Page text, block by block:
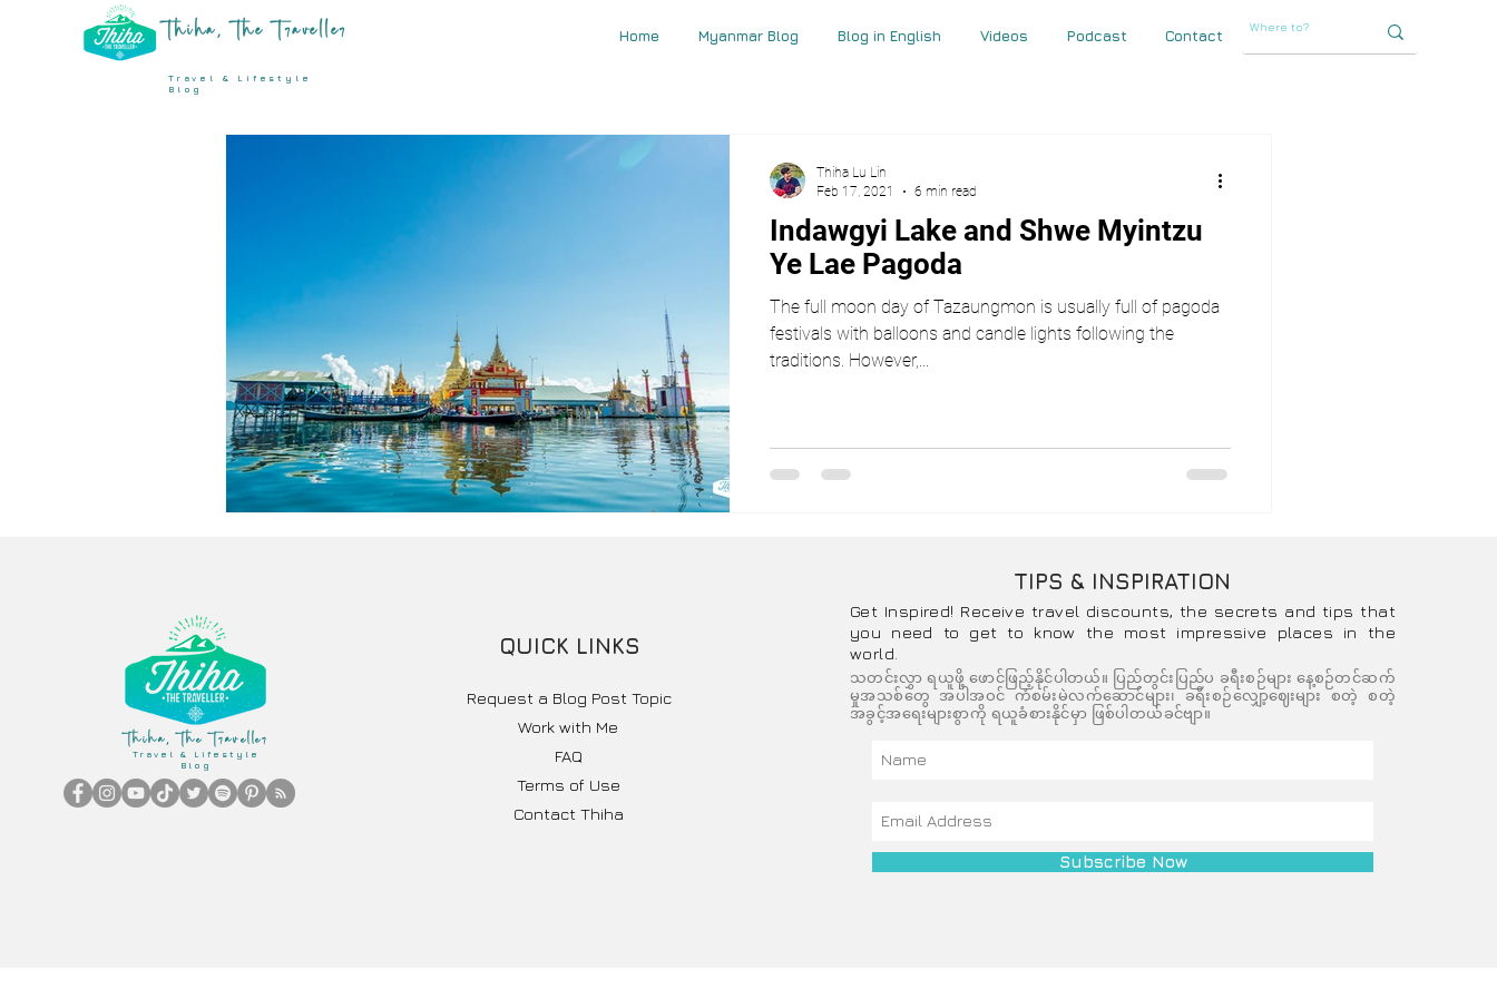
Thiha, The Traveller
Travel & Lifestyle
Blog
Home Myanmar Blog Blog in English Videos Podcast Contact
Indawgyi Lake and Shwe Myintzu
Ye Lae Pagoda
The full moon day of Tazaungmon is usually full of pagoda
festivals with balloons and candle lights following the
traditions. However,...
Thiha Lu Lin
Feb 17, 2021
6 min read
Thiha, The Traveller
Travel & Lifestyle
Blog
QUICK LINKS
Request a Blog Post Topic
Work with Me
FAQ
Terms of Use
Contact Thiha
TIPS & INSPIRATION
Get Inspired! Receive travel discounts, the secrets and tips that
you need to get to know the most impressive places in the
world.
သတင်းလွှာ ရယူဖို့ ဖောင်ဖြည့်နိုင်ပါတယ်။ ပြည်တွင်းပြည်ပ ခရီးစဉ်များ နေ့စဉ်တင်ဆက်
မှုအသစ်တွေ အပါအဝင် ကံစမ်းမဲလက်ဆောင်များ၊ ခရီးစဉ်လျှော့ဈေးများ စတဲ့ စတဲ့
အခွင့်အရေးများစွာကို ရယူခံစားနိုင်မှာ ဖြစ်ပါတယ်ခင်ဗျာ။
Subscribe Now